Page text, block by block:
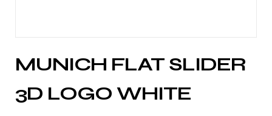
MUNICH FLAT SLIDER
3D LOGO WHITE